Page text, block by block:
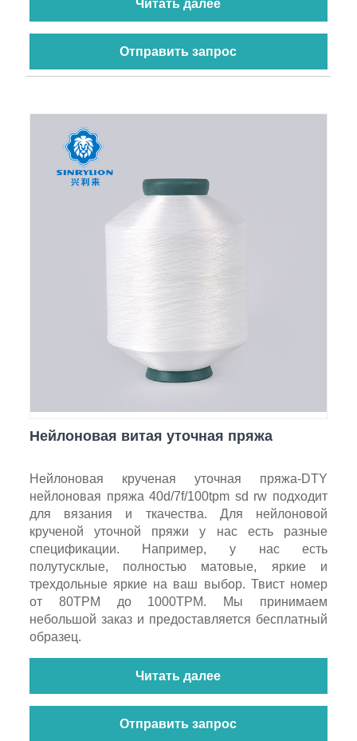
Читать далее
Отправить запрос
Нейлоновая витая уточная пряжа
Нейлоновая крученая уточная пряжа-DTY
нейлоновая пряжа 40d/7f/100tpm sd rw подходит
для вязания и ткачества. Для нейлоновой
крученой уточной пряжи у нас есть разные
спецификации. Например, у нас есть
полутусклые, полностью матовые, яркие и
трехдольные яркие на ваш выбор. Твист номер
от 80TPM до 1000TPM. Мы принимаем
небольшой заказ и предоставляется бесплатный
образец.
Читать далее
Отправить запрос